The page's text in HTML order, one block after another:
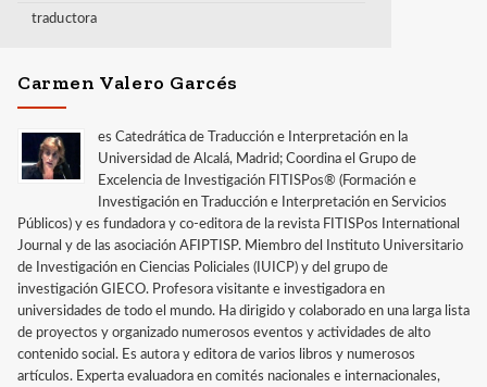
traductora
Carmen Valero Garcés
es Catedrática de Traducción e Interpretación en la
Universidad de Alcalá, Madrid; Coordina el Grupo de
Excelencia de Investigación FITISPos® (Formación e
Investigación en Traducción e Interpretación en Servicios
Públicos) y es fundadora y co-editora de la revista FITISPos International
Journal y de las asociación AFIPTISP. Miembro del Instituto Universitario
de Investigación en Ciencias Policiales (IUICP) y del grupo de
investigación GIECO. Profesora visitante e investigadora en
universidades de todo el mundo. Ha dirigido y colaborado en una larga lista
de proyectos y organizado numerosos eventos y actividades de alto
contenido social. Es autora y editora de varios libros y numerosos
artículos. Experta evaluadora en comités nacionales e internacionales,